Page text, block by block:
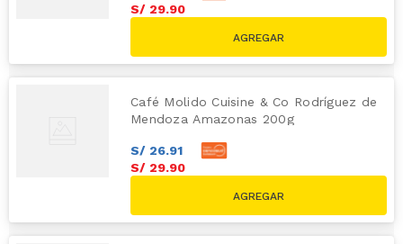
S/ 29.90
Café Molido Cuisine & Co Rodríguez de
Mendoza Amazonas 200g
S/ 26.91
S/ 29.90